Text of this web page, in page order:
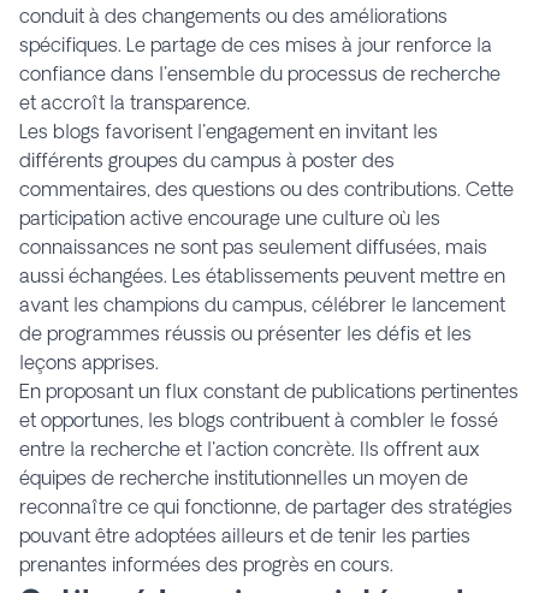
conduit à des changements ou des améliorations
spécifiques. Le partage de ces mises à jour renforce la
confiance dans l'ensemble du processus de recherche
et accroît la transparence.
Les blogs favorisent l'engagement en invitant les
différents groupes du campus à poster des
commentaires, des questions ou des contributions. Cette
participation active encourage une culture où les
connaissances ne sont pas seulement diffusées, mais
aussi échangées. Les établissements peuvent mettre en
avant les champions du campus, célébrer le lancement
de programmes réussis ou présenter les défis et les
leçons apprises.
En proposant un flux constant de publications pertinentes
et opportunes, les blogs contribuent à combler le fossé
entre la recherche et l'action concrète. Ils offrent aux
équipes de recherche institutionnelles un moyen de
reconnaître ce qui fonctionne, de partager des stratégies
pouvant être adoptées ailleurs et de tenir les parties
prenantes informées des progrès en cours.